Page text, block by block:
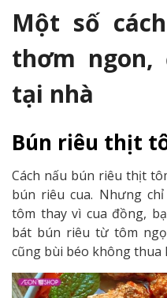
Một số
thơm ngon,
tại nhà
Bún riêu thịt
Cách nấu bún riêu thịt
bún riêu cua. Nhưng
tôm thay vì cua đồng,
bát bún riêu từ tôm
cũng bùi béo không thua